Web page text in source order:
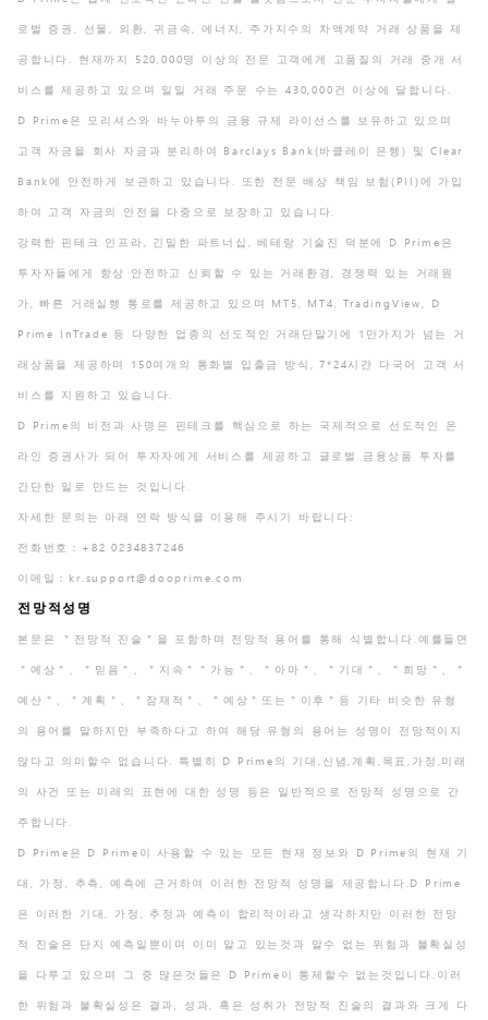
로벌 증권, 선물, 외환, 귀금속, 에너지, 주가지수의 차액계약 거래 상품을 제
공합니다. 현재까지 520,000명 이상의 전문 고객에게 고품질의 거래 중개 서
비스를 제공하고 있으며 일일 거래 주문 수는 430,000건 이상에 달합니다.
D Prime은 모리셔스와 바누아투의 금융 규제 라이선스를 보유하고 있으며
고객 자금을 회사 자금과 분리하여 Barclays Bank(바클레이 은행) 및 Clear
Bank에 안전하게 보관하고 있습니다. 또한 전문 배상 책임 보험(PII)에 가입
하여 고객 자금의 안전을 다중으로 보장하고 있습니다.
강력한 핀테크 인프라, 긴밀한 파트너십, 베테랑 기술진 덕분에 D Prime은
투자자들에게 항상 안전하고 신뢰할 수 있는 거래환경, 경쟁력 있는 거래원
가, 빠른 거래실행 통로를 제공하고 있으며 MT5, MT4, TradingView, D
Prime InTrade 등 다양한 업종의 선도적인 거래단말기에 1만가지가 넘는 거
래상품을 제공하며 150여개의 통화별 입출금 방식, 7*24시간 다국어 고객 서
비스를 지원하고 있습니다.
D Prime의 비전과 사명은 핀테크를 핵심으로 하는 국제적으로 선도적인 온
라인 증권사가 되어 투자자에게 서비스를 제공하고 글로벌 금융상품 투자를
간단한 일로 만드는 것입니다.
자세한 문의는 아래 연락 방식을 이용해 주시기 바랍니다:
전화번호：+82 0234837246
이메일：kr.support@dooprime.com
전망적성명
본문은 ＂전망적 진술＂을 포함하며 전망적 용어를 통해 식별합니다.예를들면
＂예상＂、＂믿음＂、＂지속＂＂가능＂、＂아마＂、＂기대＂、＂희망＂、＂
예산＂、＂계획＂、＂잠재적＂、＂예상＂또는＂이후＂등 기타 비슷한 유형
의 용어를 말하지만 부족하다고 하여 해당 유형의 용어는 성명이 전망적이지
않다고 의미할수 없습니다. 특별히 D Prime의 기대,신념,계획,목표,가정,미래
의 사건 또는 미래의 표현에 대한 성명 등은 일반적으로 전망적 성명으로 간
주합니다.
D Prime은 D Prime이 사용할 수 있는 모든 현재 정보와 D Prime의 현재 기
대, 가정, 추측, 예측에 근거하여 이러한 전망적 성명을 제공합니다.D Prime
은 이러한 기대, 가정, 추정과 예측이 합리적이라고 생각하지만 이러한 전망
적 진술은 단지 예측일뿐이며 이미 알고 있는것과 알수 없는 위험과 불확실성
을 다루고 있으며 그 중 많은것들은 D Prime이 통제할수 없는것입니다.이러
한 위험과 불확실성은 결과, 성과, 혹은 성취가 전망적 진술의 결과와 크게 다